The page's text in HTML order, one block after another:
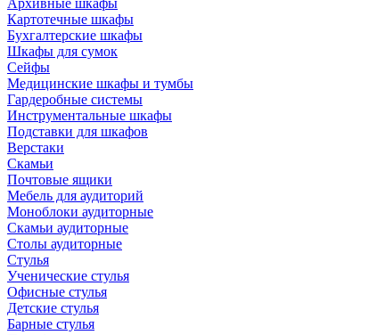
Архивные шкафы
Картотечные шкафы
Бухгалтерские шкафы
Шкафы для сумок
Сейфы
Медицинские шкафы и тумбы
Гардеробные системы
Инструментальные шкафы
Подставки для шкафов
Верстаки
Скамьи
Почтовые ящики
Мебель для аудиторий
Моноблоки аудиторные
Скамьи аудиторные
Столы аудиторные
Стулья
Ученические стулья
Офисные стулья
Детские стулья
Барные стулья